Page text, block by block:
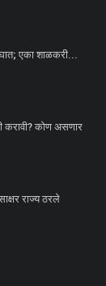
एका शाळकरी...
करावी? कोण असणार
राज्य ठरले